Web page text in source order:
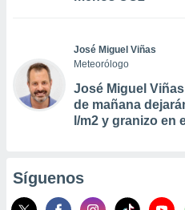
José Miguel Viñas
Meteorólogo
José Miguel
de mañana
l/m2 y granizo en
Síguenos